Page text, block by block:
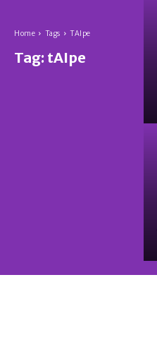
Home Tags TAIpe
Tag: tAIpe